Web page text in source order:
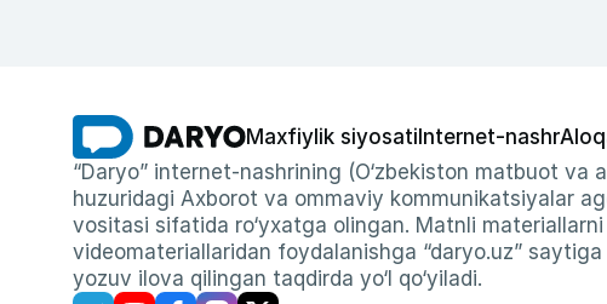
Maxfiylik siyosati Internet-nashr
“Daryo” internet-nashrining (O‘zbekiston matbuot va
huzuridagi Axborot va ommaviy kommunikatsiyalar
vositasi sifatida ro‘yxatga olingan. Matnli
videomateriallaridan foydalanishga “daryo.uz”
yozuv ilova qilingan taqdirda yo‘l qo‘yiladi.